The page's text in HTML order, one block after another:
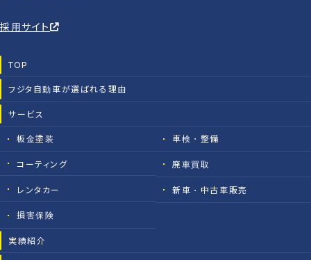
採用サイト
TOP
フジタ自動車が選ばれる理由
サービス
板金塗装 車検・整備
コーティング 廃車買取
レンタカー 新車・中古車販売
損害保険
実績紹介